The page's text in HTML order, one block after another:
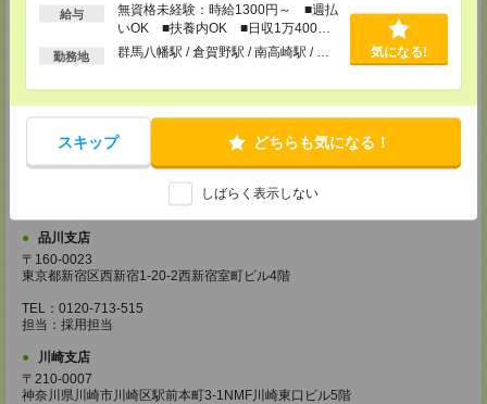
給与
無資格未経験：時給1300円～ ■週払
いOK ■扶養内OK ■日収1万400円
以上
勤務地 群馬八幡駅 / 倉賀野駅 / 南高崎駅 / … 気になる!
スキップ どちらも気になる！
しばらく表示しない
〒251-0025
日本生命藤沢ビル2階
TEL：0120-713-515
担当：採用担当
甲府支店
〒400-0031 山梨県甲府市丸の内2-30-3 甲府丸の内ビル5階
品川支店
〒160-0023
東京都新宿区西新宿1-20-2西新宿室町ビル4階
TEL：0120-713-515
担当：採用担当
川崎支店
〒210-0007
神奈川県川崎市川崎区駅前本町3-1NMF川崎東口ビル5階